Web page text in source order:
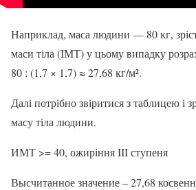
Наприклад, маса людини — 80 кг,
маси тіла (ІМТ) у цьому випадку
80 : (1,7 × 1,7) ≈ 27,68 кг/м².
Далі потрібно звіритися з таблицею і
масу тіла людини.
ИМТ >= 40, ожиріння III ступеня
Высчитанное значение – 27,68